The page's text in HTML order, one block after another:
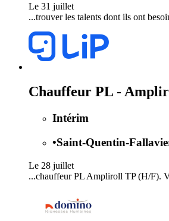
Le 31 juillet
...trouver les talents dont ils ont
Chauffeur PL -
Intérim
•Saint-Quentin-
Le 28 juillet
...chauffeur PL Ampliroll TP (H/F).